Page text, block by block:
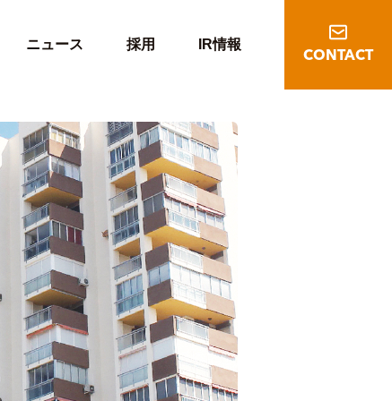
ニュース 採用 IR情報
CONTACT